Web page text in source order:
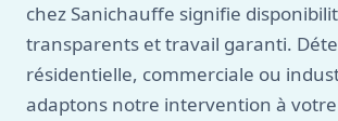
chez Sanichauffe signifie
transparents et travail garanti.
résidentielle, commerciale ou
adaptons notre intervention à